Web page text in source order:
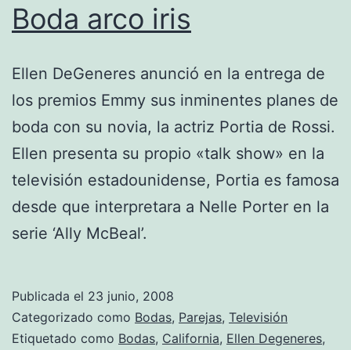
Boda arco iris
Ellen DeGeneres anunció en la entrega de
los premios Emmy sus inminentes planes de
boda con su novia, la actriz Portia de Rossi.
Ellen presenta su propio «talk show» en la
televisión estadounidense, Portia es famosa
desde que interpretara a Nelle Porter en la
serie ‘Ally McBeal’.
Publicada el 23 junio, 2008
Categorizado como Bodas, Parejas, Televisión
Etiquetado como Bodas, California, Ellen Degeneres,